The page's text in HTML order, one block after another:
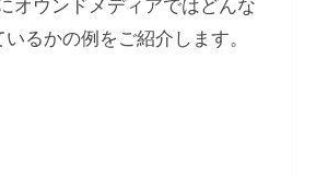
オウンドメディアではどんな
るかの例をご紹介します。